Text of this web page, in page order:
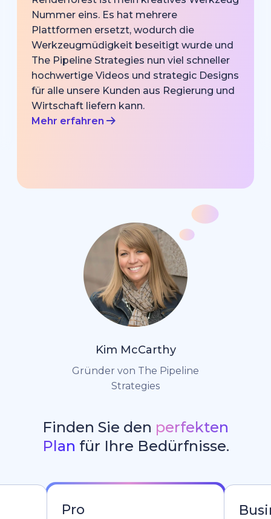
Nummer eins. Es hat mehrere
Plattformen ersetzt, wodurch die
Werkzeugmüdigkeit beseitigt wurde und
The Pipeline Strategies nun viel schneller
hochwertige Videos und strategic Designs
für alle unsere Kunden aus Regierung und
Wirtschaft liefern kann.
Mehr erfahren
Kim McCarthy
Gründer von The Pipeline
Strategies
Finden Sie den perfekten
Plan für Ihre Bedürfnisse.
Pro